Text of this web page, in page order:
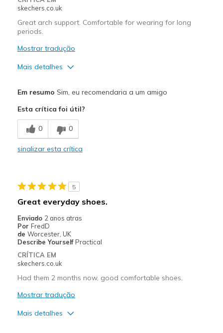
skechers.co.uk
Great arch support. Comfortable for wearing for long
periods.
Mostrar tradução
Mais detalhes
Breathe Well
Comfortable
View On Shoes
Shoes are for Wearing
Em resumo Sim, eu recomendaria a um amigo
Esta crítica foi útil?
0 0
sinalizar esta crítica
5
Great everyday shoes.
Enviado 2 anos atras
Por FredD
de Worcester, UK
Describe Yourself Practical
CRÍTICA EM
skechers.co.uk
Had them 2 months now, good comfortable shoes.
Mostrar tradução
Mais detalhes